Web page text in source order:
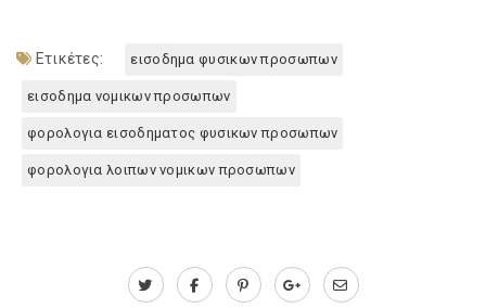
Ετικέτες: εισοδημα φυσικων προσωπων
εισοδημα νομικων προσωπων
φορολογια εισοδηματος φυσικων προσωπων
φορολογια λοιπων νομικων προσωπων